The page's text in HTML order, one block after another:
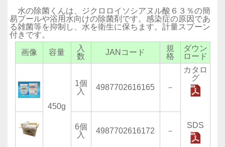
水の除菌くんは、ジクロロイソシアヌル酸６３％の簡
易プールや浴用水向けの除菌剤です。感染症の原因であ
る雑菌等を抑制し、水を衛生に保ちます。計量スプーン
付きです。
画像 容量
入
数
JANコード
規
格
ダウン
ロード
450g
1個
入
4987702616165 －
カタロ
グ
SDS
6個
入
4987702616172 －